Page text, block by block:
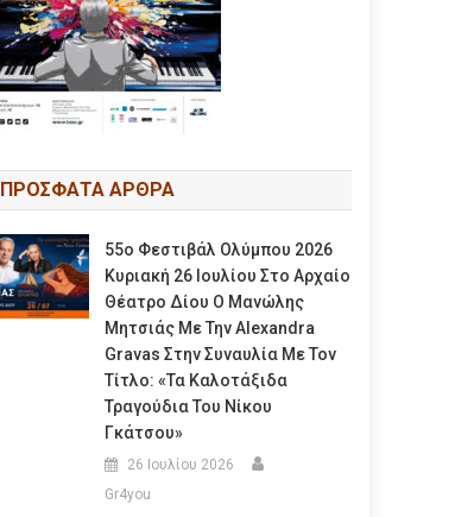
ΠΡΟΣΦΑΤΑ ΑΡΘΡΑ
55ο Φεστιβάλ Ολύμπου 2026
Κυριακή 26 Ιουλίου Στο Αρχαίο
Θέατρο Δίου Ο Μανώλης
Μητσιάς Με Την Alexandra
Gravas Στην Συναυλία Με Τον
Τίτλο: «τα Καλοτάξιδα
Τραγούδια Του Νίκου
Γκάτσου»
26 Ιουλίου 2026
Gr4you